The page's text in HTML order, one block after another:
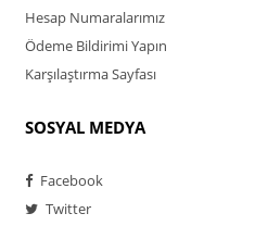
Hesap Numaralarımız
Ödeme Bildirimi Yapın
Karşılaştırma Sayfası
SOSYAL MEDYA
Facebook
Twitter